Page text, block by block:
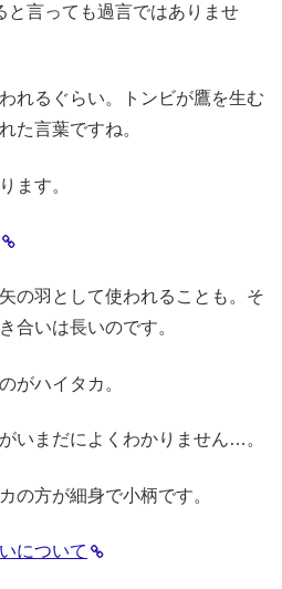
と言っても過言ではありませ
れるぐらい。トンビが鷹を生む
た言葉ですね。
ます。
の羽として使われることも。そ
合いは長いのです。
がハイタカ。
いまだによくわかりません…。
の方が細身で小柄です。
について